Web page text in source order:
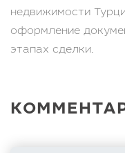
недвижимости
оформление
этапах сделки.